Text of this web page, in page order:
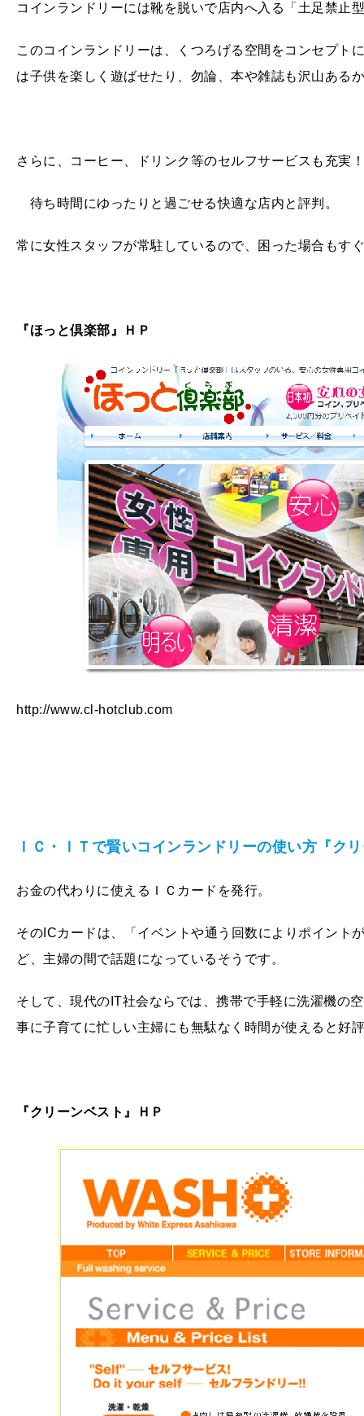
コインランドリーには靴を脱いで店内へ入る「土足禁止
このコインランドリーは、くつろげる空間をコンセプト
は子供を楽しく遊ばせたり、勿論、本や雑誌も沢山ある
さらに、コーヒー、ドリンク等のセルフサービスも充実！
待ち時間にゆったりと過ごせる快適な店内と評判。
常に女性スタッフが常駐しているので、困った場合もす
『ほっと倶楽部』ＨＰ
http://www.cl-hotclub.com
ＩＣ・ＩＴで賢いコインランドリーの使い方『ク
お金の代わりに使えるＩＣカードを発行。
そのICカードは、「イベントや通う回数によりポイント
ど、主婦の間で話題になっているそうです。
そして、現代のIT社会ならでは、携帯で手軽に洗濯機の
事に子育てに忙しい主婦にも無駄なく時間が使えると好
『クリーンベスト』ＨＰ